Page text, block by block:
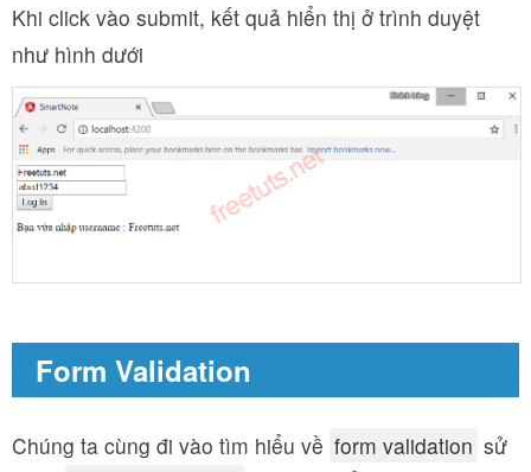
Khi click vào submit, kết quả hiển thị ở trình duyệt
như hình dưới
Form Validation
Chúng ta cùng đi vào tìm hiểu về form validation sử